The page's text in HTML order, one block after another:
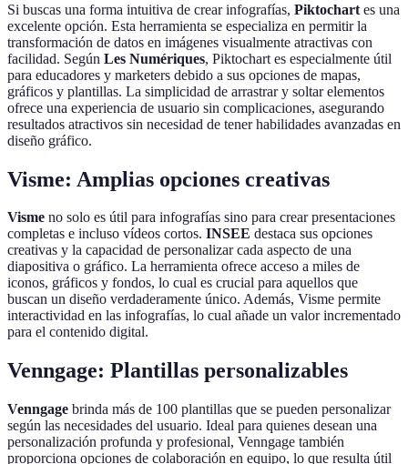
Si buscas una forma intuitiva de crear infografías, Piktochart es una
excelente opción. Esta herramienta se especializa en permitir la
transformación de datos en imágenes visualmente atractivas con
facilidad. Según Les Numériques, Piktochart es especialmente útil
para educadores y marketers debido a sus opciones de mapas,
gráficos y plantillas. La simplicidad de arrastrar y soltar elementos
ofrece una experiencia de usuario sin complicaciones, asegurando
resultados atractivos sin necesidad de tener habilidades avanzadas en
diseño gráfico.
Visme: Amplias opciones creativas
Visme no solo es útil para infografías sino para crear presentaciones
completas e incluso vídeos cortos. INSEE destaca sus opciones
creativas y la capacidad de personalizar cada aspecto de una
diapositiva o gráfico. La herramienta ofrece acceso a miles de
iconos, gráficos y fondos, lo cual es crucial para aquellos que
buscan un diseño verdaderamente único. Además, Visme permite
interactividad en las infografías, lo cual añade un valor incrementado
para el contenido digital.
Venngage: Plantillas personalizables
Venngage brinda más de 100 plantillas que se pueden personalizar
según las necesidades del usuario. Ideal para quienes desean una
personalización profunda y profesional, Venngage también
proporciona opciones de colaboración en equipo, lo que resulta útil